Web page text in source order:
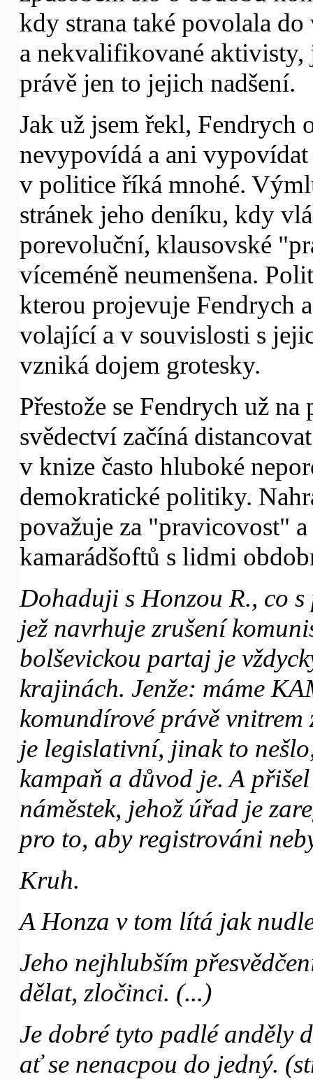
kdy strana také povolala
a nekvalifikované
právě jen to jejich nadšení.
Jak už jsem řekl, Fendrych
nevypovídá a ani vypovídat
v politice říká mnohé.
stránek jeho deníku, kdy
porevoluční, klausovské
víceméně neumenšena.
kterou projevuje Fendrych
volající a v souvislosti s
vzniká dojem grotesky.
Přestože se Fendrych už
svědectví začíná
v knize často hluboké
demokratické politiky.
považuje za "pravicovost"
kamarádšoftů s lidmi
Dohaduji s Honzou R., co
jež navrhuje zrušení
bolševickou partaj je
krajinách. Jenže: máme
komundírové právě vnitrem
je legislativní, jinak to
kampaň a důvod je. A
náměstek, jehož úřad je
pro to, aby registrováni
Kruh.
A Honza v tom lítá jak
Jeho nejhlubším
dělat, zločinci. (...)
Je dobré tyto padlé anděly
ať se nenacpou do jedný.